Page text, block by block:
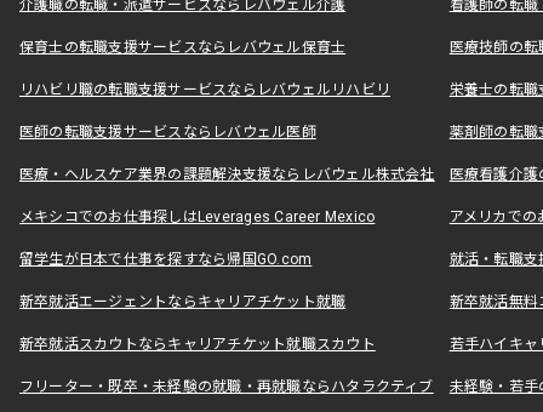
介護職の転職・派遣サービスならレバウェル介護 看護師の転
保育士の転職支援サービスならレバウェル保育士 医療技師の
リハビリ職の転職支援サービスならレバウェルリハビリ 栄養士の転
医師の転職支援サービスならレバウェル医師 薬剤師の転
医療・ヘルスケア業界の課題解決支援ならレバウェル株式会社 医療看護介
メキシコでのお仕事探しはLeverages Career Mexico アメリカで
留学生が日本で仕事を探すなら帰国GO.com 就活・転職
新卒就活エージェントならキャリアチケット就職 新卒就活無料
新卒就活スカウトならキャリアチケット就職スカウト 若手ハイキ
フリーター・既卒・未経験の就職・再就職ならハタラクティブ 未経験・若手